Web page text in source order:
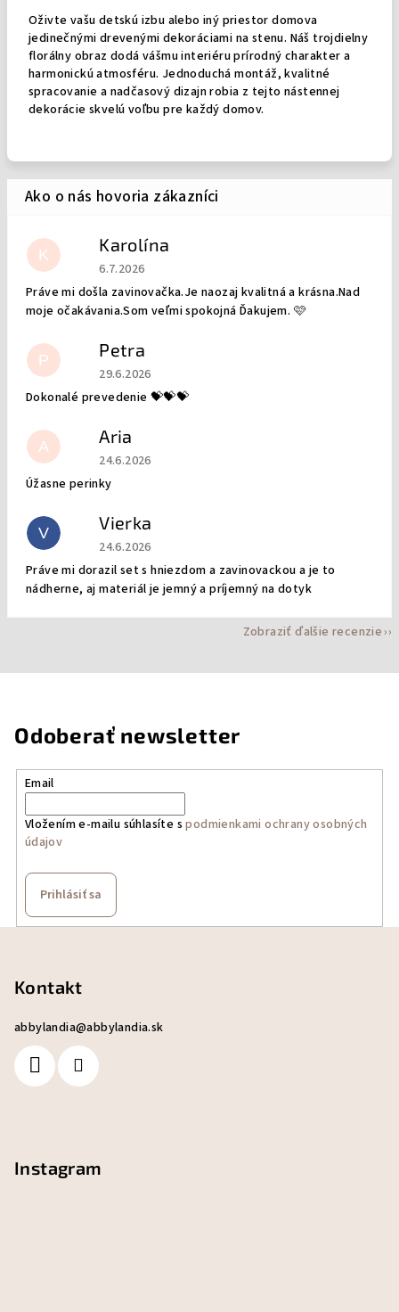
Oživte vašu detskú izbu alebo iný priestor domova
jedinečnými drevenými dekoráciami na stenu. Náš trojdielny
florálny obraz dodá vášmu interiéru prírodný charakter a
harmonickú atmosféru. Jednoduchá montáž, kvalitné
spracovanie a nadčasový dizajn robia z tejto nástennej
dekorácie skvelú voľbu pre každý domov.
K Karolína
Hodnotenie obchodu je 5 z 5 hviezdičiek.
6.7.2026
Práve mi došla zavinovačka.Je naozaj kvalitná a krásna.Nad
moje očakávania.Som veľmi spokojná Ďakujem. 🩷
P Petra
Hodnotenie obchodu je 5 z 5 hviezdičiek.
29.6.2026
Dokonalé prevedenie 💝💝💝
A Aria
Hodnotenie obchodu je 5 z 5 hviezdičiek.
24.6.2026
Úžasne perinky
V Vierka
Hodnotenie obchodu je 5 z 5 hviezdičiek.
24.6.2026
Práve mi dorazil set s hniezdom a zavinovackou a je to
nádherne, aj materiál je jemný a príjemný na dotyk
Zobraziť ďalšie recenzie
Odoberať newsletter
Email
Vložením e-mailu súhlasíte spodmienkami ochrany osobných
údajov
Prihlásiť sa
Kontakt
abbylandia@abbylandia.sk
Instagram